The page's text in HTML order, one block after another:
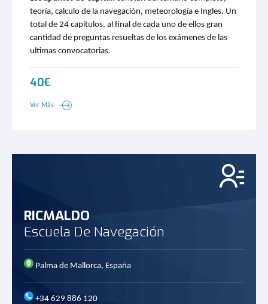
teoría, calculo de la navegación, meteorología e Ingles. Un
total de 24 capítulos, al final de cada uno de ellos gran
cantidad de preguntas resueltas de los exámenes de las
ultimas convocatorias.
40€
Ver Más
RICMALDO
Escuela De Navegación
Palma de Mallorca, España
+34 629 886 120